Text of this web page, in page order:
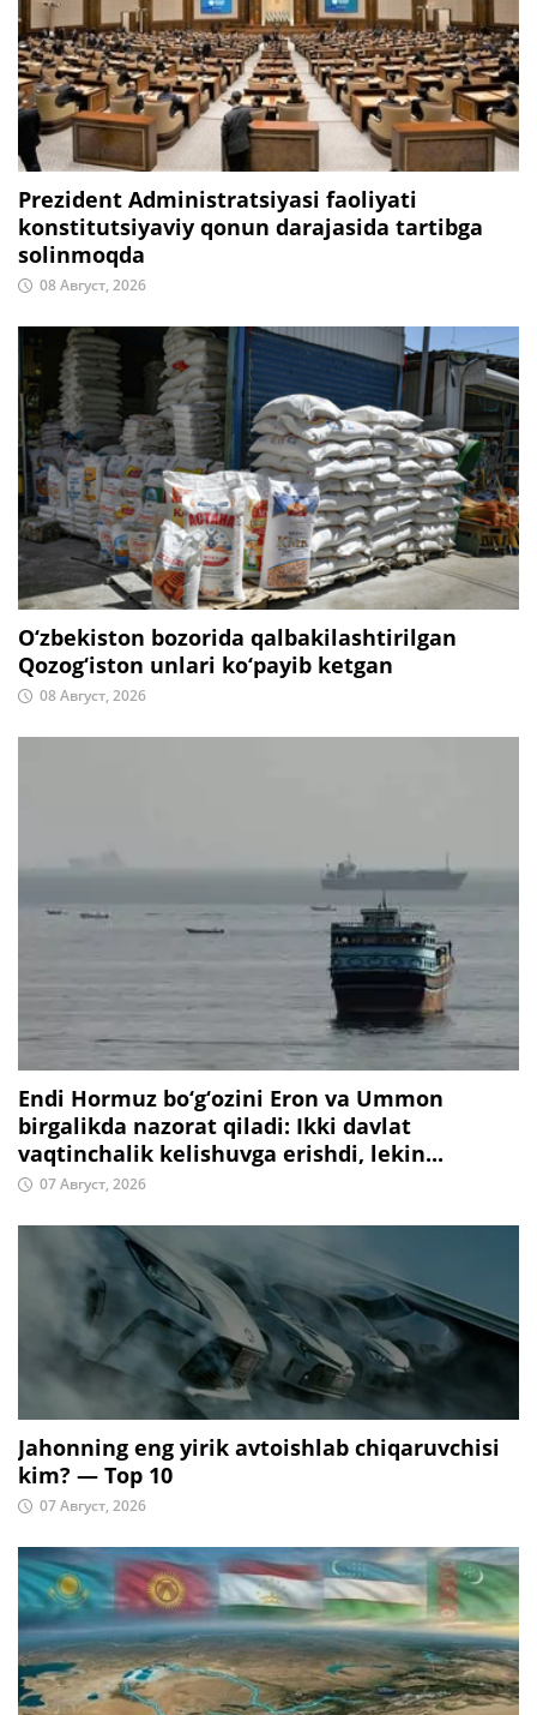
Prezident Administratsiyasi faoliyati
konstitutsiyaviy qonun darajasida tartibga
solinmoqda
08 Август, 2026
O‘zbekiston bozorida qalbakilashtirilgan
Qozog‘iston unlari ko‘payib ketgan
08 Август, 2026
Endi Hormuz bo‘g‘ozini Eron va Ummon
birgalikda nazorat qiladi: Ikki davlat
vaqtinchalik kelishuvga erishdi, lekin...
07 Август, 2026
Jahonning eng yirik avtoishlab chiqaruvchisi
kim? — Top 10
07 Август, 2026